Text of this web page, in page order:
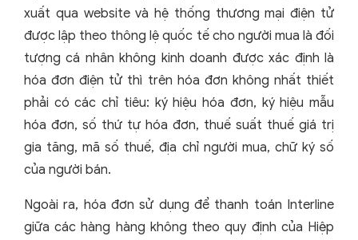
xuất qua website và hệ thống thương mại điện tử
được lập theo thông lệ quốc tế cho người mua là đối
tượng cá nhân không kinh doanh được xác định là
hóa đơn điện tử thì trên hóa đơn không nhất thiết
phải có các chỉ tiêu: ký hiệu hóa đơn, ký hiệu mẫu
hóa đơn, số thứ tự hóa đơn, thuế suất thuế giá trị
gia tăng, mã số thuế, địa chỉ người mua, chữ ký số
của người bán.
Ngoài ra, hóa đơn sử dụng để thanh toán Interline
giữa các hàng hàng không theo quy định của Hiệp